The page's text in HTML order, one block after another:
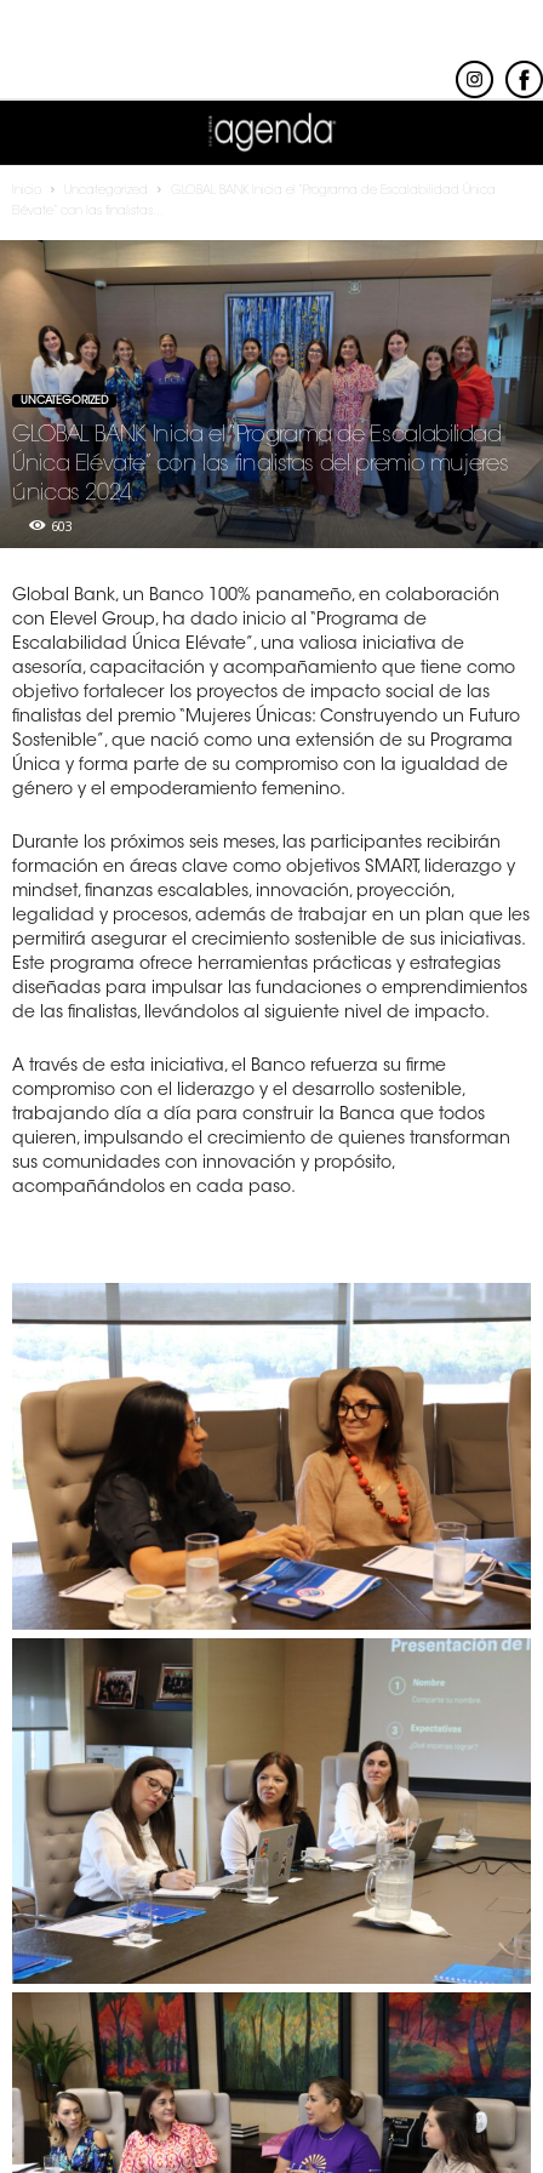
Uncategorized
GLOBAL BANK Inicia el “Programa de Escalabilidad Única
Elévate” con las finalistas...
UNCATEGORIZED
GLOBAL BANK Inicia el “Programa de Escalabilidad
Única Elévate” con las finalistas del premio mujeres
únicas 2024
603
Global Bank, un Banco 100% panameño, en colaboración
con Elevel Group, ha dado inicio al “Programa de
Escalabilidad Única Elévate”, una valiosa iniciativa de
asesoría, capacitación y acompañamiento que tiene como
objetivo fortalecer los proyectos de impacto social de las
finalistas del premio “Mujeres Únicas: Construyendo un Futuro
Sostenible”, que nació como una extensión de su Programa
Única y forma parte de su compromiso con la igualdad de
género y el empoderamiento femenino.
Durante los próximos seis meses, las participantes recibirán
formación en áreas clave como objetivos SMART, liderazgo y
mindset, finanzas escalables, innovación, proyección,
legalidad y procesos, además de trabajar en un plan que les
permitirá asegurar el crecimiento sostenible de sus iniciativas.
Este programa ofrece herramientas prácticas y estrategias
diseñadas para impulsar las fundaciones o emprendimientos
de las finalistas, llevándolos al siguiente nivel de impacto.
A través de esta iniciativa, el Banco refuerza su firme
compromiso con el liderazgo y el desarrollo sostenible,
trabajando día a día para construir la Banca que todos
quieren, impulsando el crecimiento de quienes transforman
sus comunidades con innovación y propósito,
acompañándolos en cada paso.